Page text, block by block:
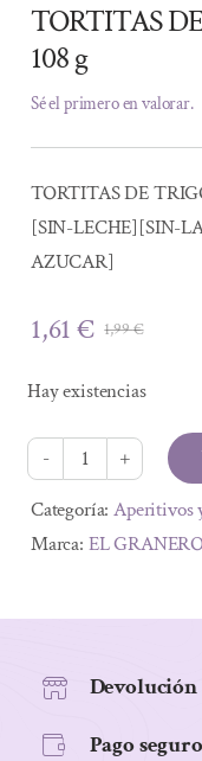
TORTITAS
108 g
Sé el primero en valorar.
TORTITAS DE
[SIN-LECHE][SIN-
AZUCAR]
1,99€El
era:
1,99
1,61€
El
es:
1,61
Hay existencias
TORTITAS
DE
TRIGO
g
Alternative:
Categoría:Aperitivos
Marca: EL
Devolución
Pago seguro